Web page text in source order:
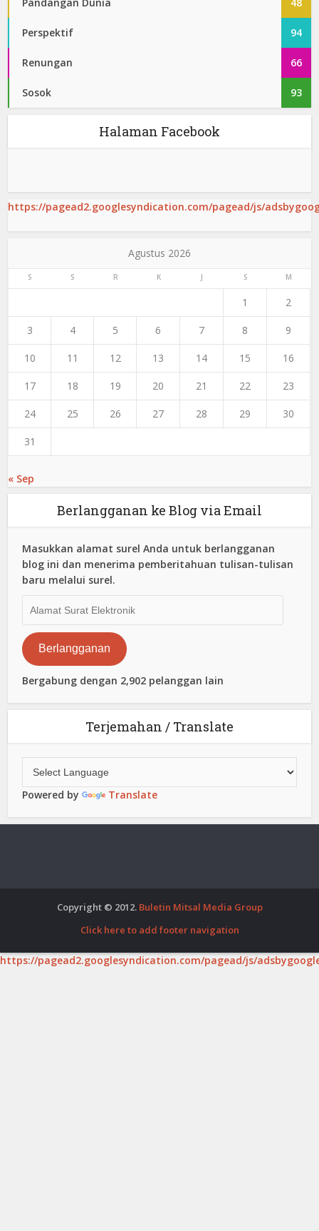
Perspektif 94
Renungan 66
Sosok 93
Halaman Facebook
https://pagead2.googlesyndication.com/pagead/js/
Agustus 2026
S S R K J S M
1 2
3 4 5 6 7 8 9
10 11 12 13 14 15 16
17 18 19 20 21 22 23
24 25 26 27 28 29 30
31
« Sep
Berlangganan ke Blog via Email
Masukkan alamat surel Anda untuk berlangganan
blog ini dan menerima pemberitahuan tulisan-tulisan
baru melalui surel.
Surat
Elektronik
Berlangganan
Bergabung dengan 2,902 pelanggan lain
Terjemahan / Translate
Powered by Translate
Copyright © 2012. Buletin Mitsal Media Group
Click here to add footer navigation
https://pagead2.googlesyndication.com/pagead/js/